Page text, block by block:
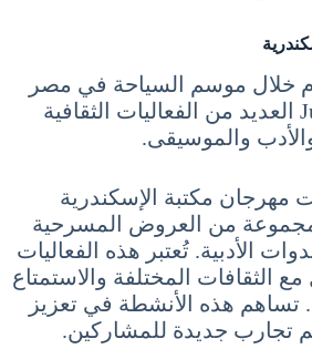
خلال موسم السياحة في مصر
شهر يوليو 7 تموز July العديد من الفعاليات الثقافية
والموسيقى.
مهرجان مكتبة الإسكندرية
مجموعة من العروض المسرحية
الأدبية. تُعتبر هذه الفعاليات
الثقافات المختلفة والاستمتاع
تساهم هذه الأنشطة في تعزيز
تجارب جديدة للمشاركين.